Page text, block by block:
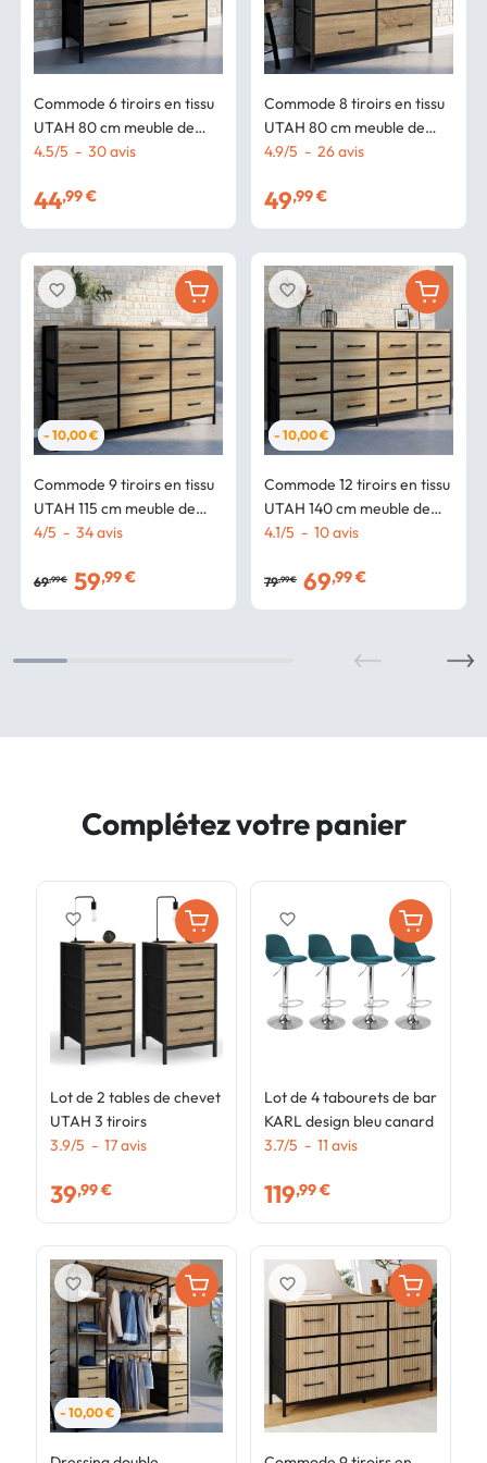
Commode 6 tiroirs en tissu
UTAH 80 cm meuble de
rangement design
4.5/5 - 30avis
44,99 €
- 10,00 €
Commode 9 tiroirs en tissu
UTAH 115 cm meuble de
rangement design
4/5 - 34avis
69,99 € 59,99 €
favorite_border
Commode 8 tiroirs en tissu
UTAH 80 cm meuble de
rangement design
4.9/5 - 26avis
49,99 €
- 10,00 €
Commode 12 tiroirs en tissu
UTAH 140 cm meuble de
rangement design
4.1/5 - 10avis
79,99 € 69,99 €
favorite_border
Complétez votre panier
Lot de 2 tables de chevet
UTAH 3 tiroirs
3.9/5 - 17avis
39,99 €
favorite_border
- 10,00 €
favorite_border
Lot de 4 tabourets de bar
KARL design bleu canard
3.7/5 - 11 avis
119,99 €
favorite_border
favorite_border